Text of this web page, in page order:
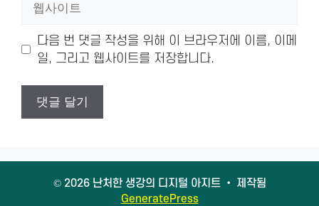
트
다음 번 댓글 작성을 위해 이 브라우저에 이름, 이메
일, 그리고 웹사이트를 저장합니다.
© 2026 난처한 생강의 디지털 아지트• 제작됨
GeneratePress